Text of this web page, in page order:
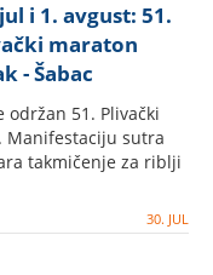
i 1. avgust: 51.
maraton
- Šabac
51. Plivački
Manifestaciju sutra
takmičenje za riblji
30. JUL